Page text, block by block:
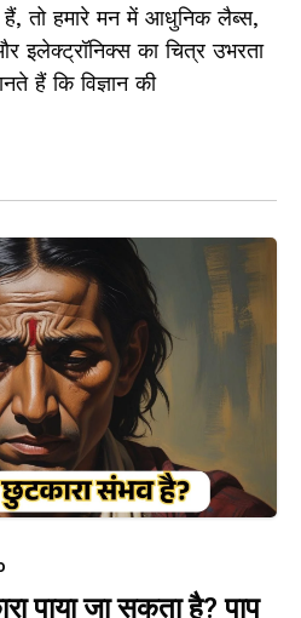
हैं, तो हमारे मन में आधुनिक लैब्स,
इलेक्ट्रॉनिक्स का चित्र उभरता
हैं कि विज्ञान की
पाया जा सकता है? पाप